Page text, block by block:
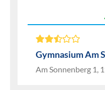
Gymnasium Am
Am Sonnenberg 1,